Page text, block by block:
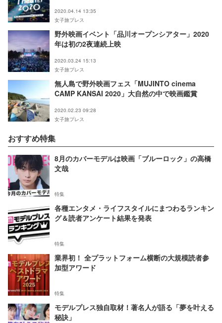
2020.04.14 13:35
女子旅プレス
野外映画イベント「品川オープンシアター」2020
年は初の2夜連続上映
2020.03.24 15:13
女子旅プレス
無人島で野外映画フェス「MUJINTO cinema
CAMP KANSAI 2020」大自然の中で映画鑑賞
2020.02.23 09:28
女子旅プレス
おすすめ特集
8月のカバーモデルは映画「ブルーロック」の高橋
文哉
特集
各種エンタメ・ライフスタイルにまつわるランキン
グ＆読者アンケート結果を発表
特集
業界初！ 全プラットフォーム横断の大規模読者参
加型アワード
特集
モデルプレス独自取材！著名人が語る「夢を叶える
秘訣」